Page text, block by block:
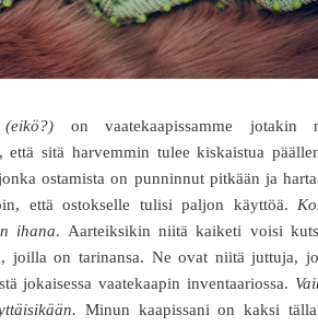
(eikö?) on vaatekaapissamme jotakin
että sitä harvemmin tulee kiskaistua
ostamista on punninnut pitkään ja
että ostokselle tulisi paljon käyttöä.
ihana. Aarteiksikin niitä kaiketi voisi
joilla on tarinansa. Ne ovat niitä juttuja,
jokaisessa vaatekaapin inventaariossa.
Minun kaapissani on kaksi